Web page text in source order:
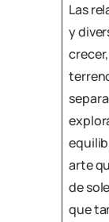
Las
y
arte
de
que